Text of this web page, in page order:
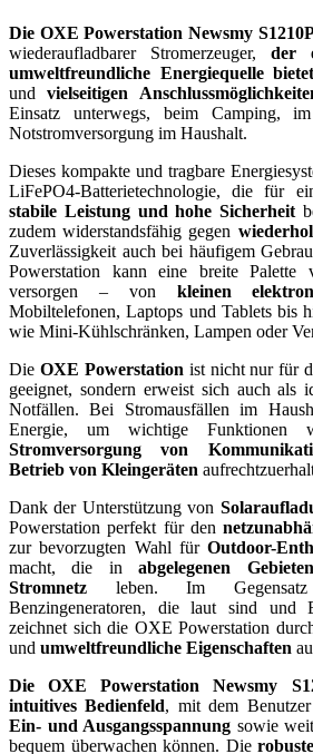
Die OXE Powerstation Newsmy
wiederaufladbarer Stromerzeuger, der
umweltfreundliche Energiequelle
undvielseitigen
Einsatz unterwegs, beim Camping,
Notstromversorgung im Haushalt.
Dieses kompakte und tragbare
LiFePO4-Batterietechnologie, die für
stabile Leistung und hohe Sicherheit
zudem widerstandsfähig gegen
Zuverlässigkeit auch bei häufigem
Powerstation kann eine breite Palette
versorgen – von kleinen
Mobiltelefonen, Laptops und Tablets bis
wie Mini-Kühlschränken, Lampen oder
Die OXE Powerstationist nicht nur für
geeignet, sondern erweist sich auch als
Notfällen. Bei Stromausfällen im
Energie, um wichtige Funktionen
Stromversorgung von
Betrieb von Kleingeräten
Dank der Unterstützung von
Powerstation perfekt für den
zur bevorzugten Wahl fürOutdoor-
macht, die inabgelegenen
Stromnetz leben. Im Gegensatz
Benzingeneratoren, die laut sind und
zeichnet sich die OXE Powerstation
und umweltfreundliche Eigenschaften
Die OXE Powerstation Newsmy
intuitives Bedienfeld, mit dem
Ein- und Ausgangsspannung sowie
bequem überwachen können. Die